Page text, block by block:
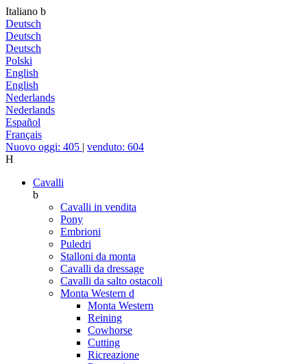
Italiano b
Deutsch
Deutsch
Deutsch
Polski
English
English
Nederlands
Nederlands
Español
Français
Nuovo oggi: 405 | venduto: 604
H
Cavalli
b
Cavalli in vendita
Pony
Embrioni
Puledri
Stalloni da monta
Cavalli da dressage
Cavalli da salto ostacoli
Monta Western d
Monta Western
Reining
Cowhorse
Cutting
Ricreazione